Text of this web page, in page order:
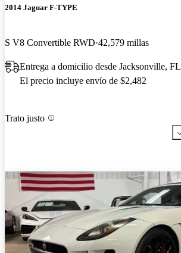
2014 Jaguar F-TYPE
S V8 Convertible RWD 42,579 millas
Entrega a domicilio desde Jacksonville, FL
El precio incluye envío de $2,482
Trato justo